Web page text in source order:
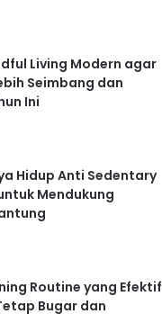
Living Modern agar
Seimbang dan
Ini
Hidup Anti Sedentary
Mendukung
Routine yang Efektif
Bugar dan